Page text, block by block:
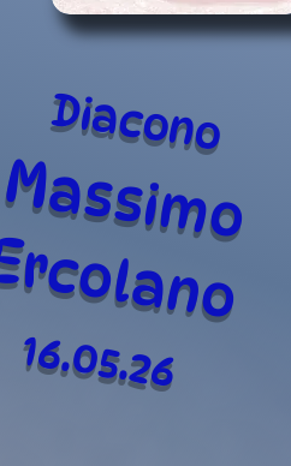
Diacono
Massimo
rcolano
16.05.26